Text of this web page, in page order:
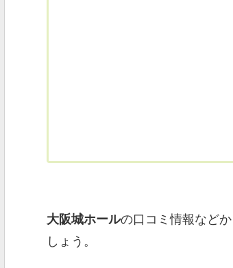
大阪城ホールの口コミ情報など
しょう。